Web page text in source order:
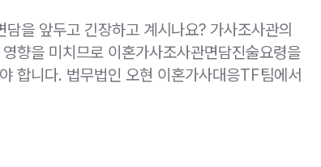
을 앞두고 긴장하고 계시나요? 가사조사관의
향을 미치므로 이혼가사조사관면담진술요령을
합니다. 법무법인 오현 이혼가사대응TF팀에서